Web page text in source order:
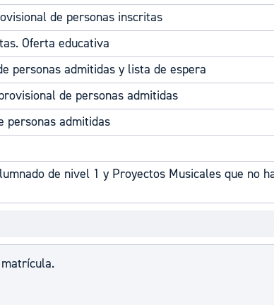
de personas inscritas
Oferta educativa
personas admitidas y lista de espera
de personas admitidas
personas admitidas
de nivel 1 y Proyectos Musicales que no